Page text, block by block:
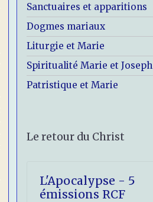
Sanctuaires et apparitions
Dogmes mariaux
Liturgie et Marie
Spiritualité Marie et Joseph
Patristique et Marie
Le retour du Christ
L'Apocalypse - 5
émissions RCF